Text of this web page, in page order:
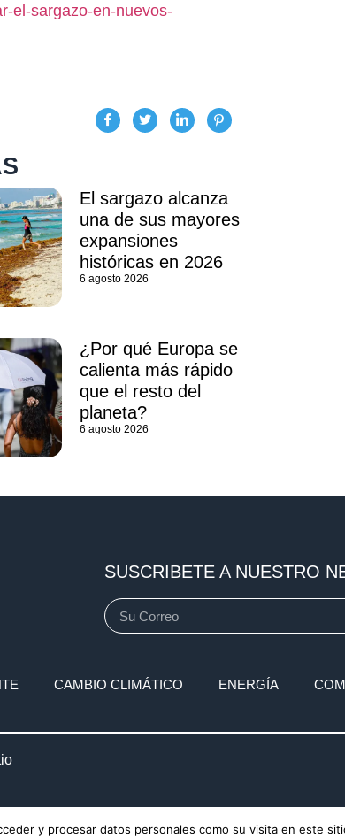
el-sargazo-en-nuevos-
El sargazo alcanza
una de sus mayores
expansiones
históricas en 2026
6 agosto 2026
¿Por qué Europa se
calienta más rápido
que el resto del
planeta?
6 agosto 2026
SUSCRIBETE A NUESTRO
CAMBIO CLIMÁTICO ENERGÍA
y procesar datos personales como su visita en este